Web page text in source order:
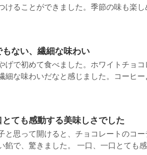
けることができました。季節の味も楽し
ない、繊細な味わい
げで初めて食べました。ホワイトチョ
細な味わいだなと感じました。コーヒー
ても感動する美味しさでした
と思って開けると、チョコレートのコ
餡で、驚きました。 一口、一口とても